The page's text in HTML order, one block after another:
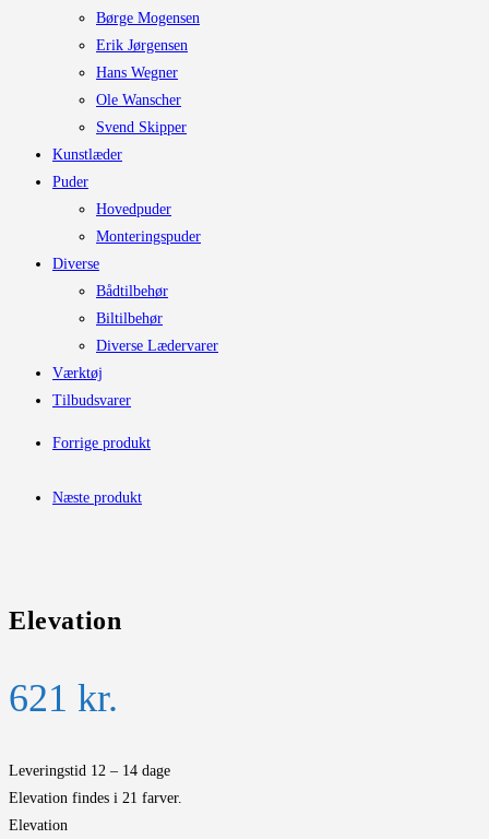
Børge Mogensen
Erik Jørgensen
Hans Wegner
Ole Wanscher
Svend Skipper
Kunstlæder
Puder
Hovedpuder
Monteringspuder
Diverse
Bådtilbehør
Biltilbehør
Diverse Lædervarer
Værktøj
Tilbudsvarer
Forrige produkt
Næste produkt
Elevation
621 kr.
Leveringstid 12 – 14 dage
Elevation findes i 21 farver.
Elevation